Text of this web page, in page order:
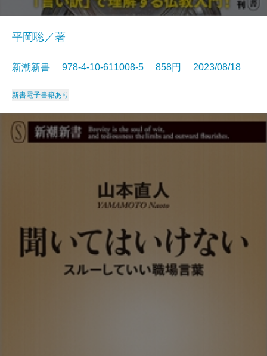
平岡聡／著
新潮新書 978-4-10-611008-5 858円 2023/08/18
新書電子書籍あり